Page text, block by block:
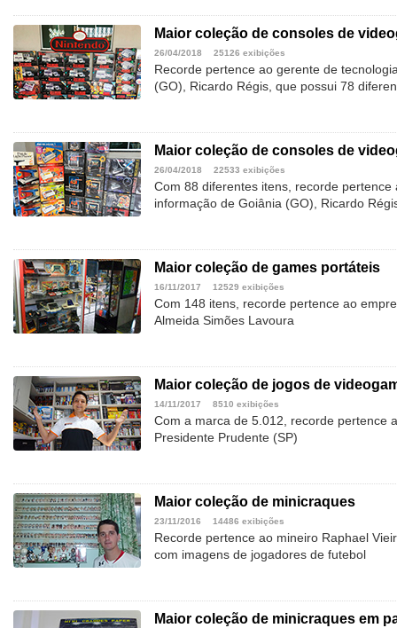
Maior coleção de consoles de
26/04/2018 25126 exibições
Recorde pertence ao gerente de
(GO), Ricardo Régis, que possui 78
Maior coleção de consoles de
26/04/2018 22533 exibições
Com 88 diferentes itens, recorde
informação de Goiânia (GO), Ricardo
Maior coleção de games portáteis
16/11/2017 12529 exibições
Com 148 itens, recorde pertence ao
Almeida Simões Lavoura
Maior coleção de jogos de
14/11/2017 8510 exibições
Com a marca de 5.012, recorde pertence
Presidente Prudente (SP)
Maior coleção de minicraques
23/11/2016 14486 exibições
Recorde pertence ao mineiro Raphael
com imagens de jogadores de futebol
Maior coleção de minicraques em